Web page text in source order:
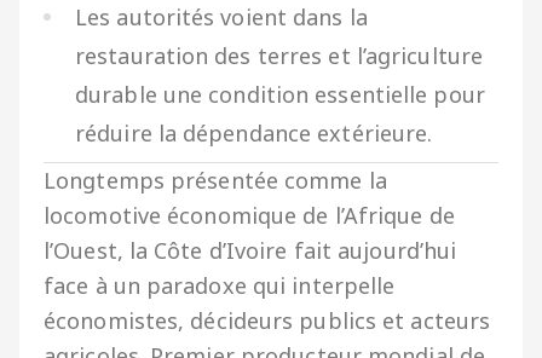
Les autorités voient dans la
restauration des terres et l’agriculture
durable une condition essentielle pour
réduire la dépendance extérieure.
Longtemps présentée comme la
locomotive économique de l’Afrique de
l’Ouest, la Côte d’Ivoire fait aujourd’hui
face à un paradoxe qui interpelle
économistes, décideurs publics et acteurs